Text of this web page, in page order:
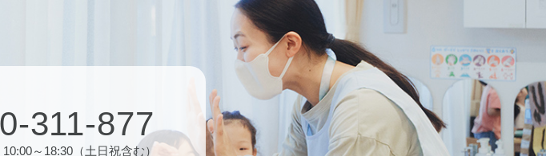
311-877
～18:30（土日祝含む）